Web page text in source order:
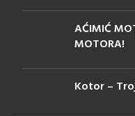
AĆIMIĆ
MOTORA!
Kotor –